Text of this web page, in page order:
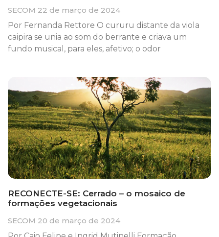
SECOM 22 de março de 2024
Por Fernanda Rettore O cururu distante da viola
caipira se unia ao som do berrante e criava um
fundo musical, para eles, afetivo; o odor
RECONECTE-SE: Cerrado – o mosaico de
formações vegetacionais
SECOM 20 de março de 2024